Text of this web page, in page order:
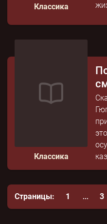
Классика
Классика
Страницы: 1 ... 3